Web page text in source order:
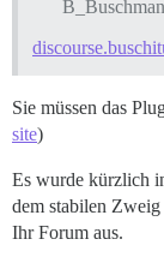
Sie müssen das
site)
Es wurde kürzlich
dem stabilen
Ihr Forum aus.